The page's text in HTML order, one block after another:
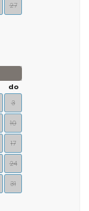
27
do
3
10
17
24
31